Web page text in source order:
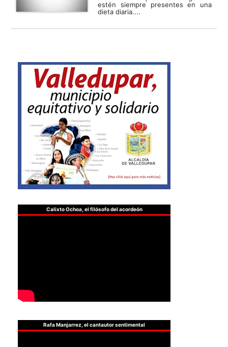
estén siempre presentes en una
dieta diaria....
Calixto Ochoa, el filósofo del acordeón
Rafa Manjarrez, el cantautor sentimental